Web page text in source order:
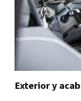
Exterior y